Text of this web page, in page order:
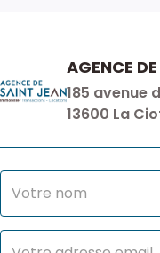
AGENCE
185 avenue
13600 La